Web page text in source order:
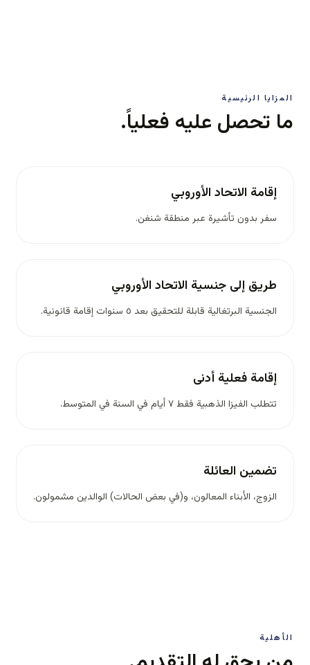
المزايا الرئيسية
ما تحصل عليه فعلياً.
إقامة الاتحاد الأوروبي
سفر بدون تأشيرة عبر منطقة شنغن.
طريق إلى جنسية الاتحاد الأوروبي
الجنسية البرتغالية قابلة للتحقيق بعد ٥ سنوات إقامة قانونية.
إقامة فعلية أدنى
تتطلب الفيزا الذهبية فقط ٧ أيام في السنة في المتوسط.
تضمين العائلة
الزوج، الأبناء المعالون، و(في بعض الحالات) الوالدين مشمولون.
الأهلية